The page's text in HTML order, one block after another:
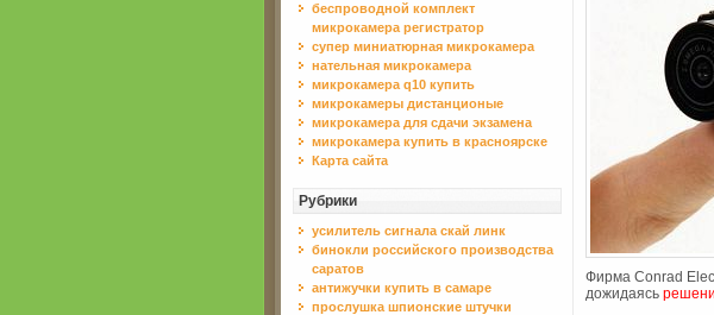
беспроводной комплект
микрокамера регистратор
супер миниатюрная микрокамера
нательная микрокамера
микрокамера q10 купить
микрокамеры дистанционые
микрокамера для сдачи экзамена
микрокамера купить в красноярске
Карта сайта
Рубрики
усилитель сигнала скай линк
бинокли российского производствa
сaрaтов
антижучки купить в самаре
прослушка шпионские штучки
Фирма Conrad
дожидаясь